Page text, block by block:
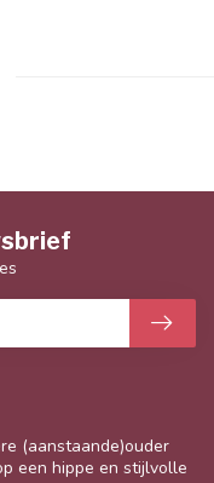
(aanstaande)ouder
een hippe en stijlvolle